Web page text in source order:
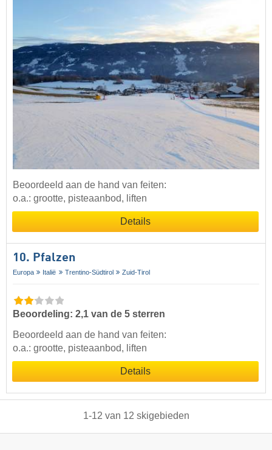
Beoordeeld aan de hand van feiten:
o.a.: grootte, pisteaanbod, liften
Details
10. Pfalzen
Europa Italië Trentino-Südtirol Zuid-Tirol
Beoordeling: 2,1 van de 5 sterren
Beoordeeld aan de hand van feiten:
o.a.: grootte, pisteaanbod, liften
Details
1-12 van 12 skigebieden